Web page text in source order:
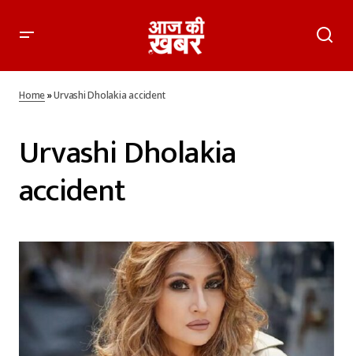
Home»Urvashi Dholakia accident
Urvashi Dholakia
accident